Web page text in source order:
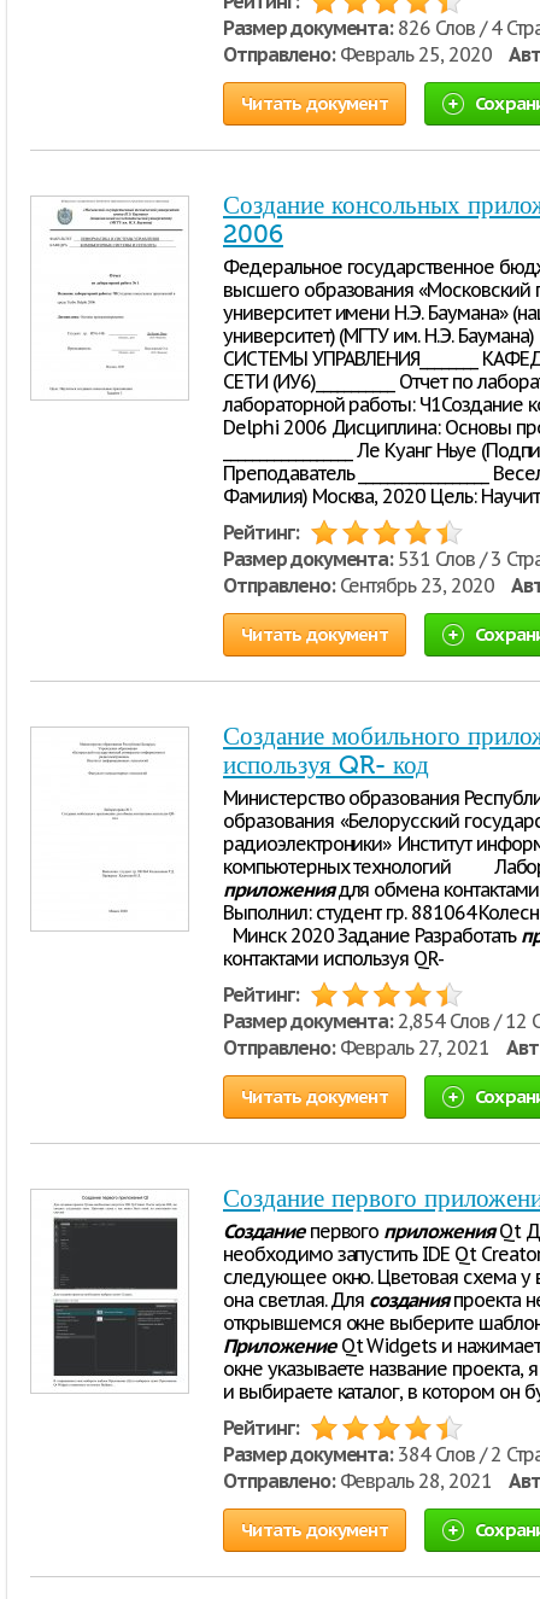
Размер документа:826 Слов / 4
Отправлено:Февраль 25, 2020
Читать документ
Создание консольных
2006
Федеральное государственное
высшего образования «Московский
университет имени Н.Э. Баумана»
университет) (МГТУ им. Н.Э.
СИСТЕМЫ УПРАВЛЕНИЯ________
СЕТИ (ИУ6)___________ Отчет по
лабораторной работы: Ч1Создание
Delphi 2006 Дисциплина: Основы
__________________ Ле Куанг Ньуе
Преподаватель __________________
Фамилия) Москва, 2020 Цель:
Рейтинг:
Размер документа:531 Слов / 3
Отправлено:Сентябрь 23, 2020
Читать документ
Создание мобильного
используя QR- код
Министерство образования
образования «Белорусский
радиоэлектроники» Институт
компьютерных технологий
приложениядля обмена
Выполнил: студент гр. 881064
Минск 2020 Задание Разработать
контактами используя QR-
Рейтинг:
Размер документа:2,854 Слов / 12
Отправлено:Февраль 27, 2021
Читать документ
Создание первого
Созданиепервого приложенияQt
необходимо запустить IDE Qt
следующее окно. Цветовая схема
она светлая. Для созданияпроекта
открывшемся окне выберите
ПриложениеQt Widgets и
окне указываете название проекта,
и выбираете каталог, в котором он
Рейтинг:
Размер документа:384 Слов / 2
Отправлено:Февраль 28, 2021
Читать документ